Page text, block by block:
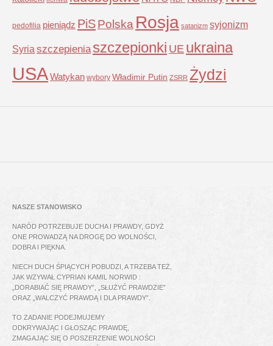
pedofilia pieniądz PiSPolska Rosja satanizm syjonizm
Syria szczepienia szczepionki UE ukraina
USAWatykan wybory Władimir Putin ZSRR Żydzi
NASZE STANOWISKO
NARÓD POTRZEBUJE DUCHA I PRAWDY, GDYŻ
ONE PROWADZĄ NA DROGĘ DO WOLNOŚCI,
DOBRA I PIĘKNA.
NIECH DUCH ŚPIĄCYCH POBUDZI, A TRZEBA TEŻ,
JAK WZYWAŁ CYPRIAN KAMIL NORWID :
„DORABIAĆ SIĘ PRAWDY”, „SŁUŻYĆ PRAWDZIE”
ORAZ „WALCZYĆ PRAWDĄ I DLA PRAWDY”.
TO ZADANIE PODEJMUJEMY
ODKRYWAJĄC I GŁOSZĄC PRAWDĘ,
ZMAGAJĄC SIĘ O POSZERZENIE WOLNOŚCI